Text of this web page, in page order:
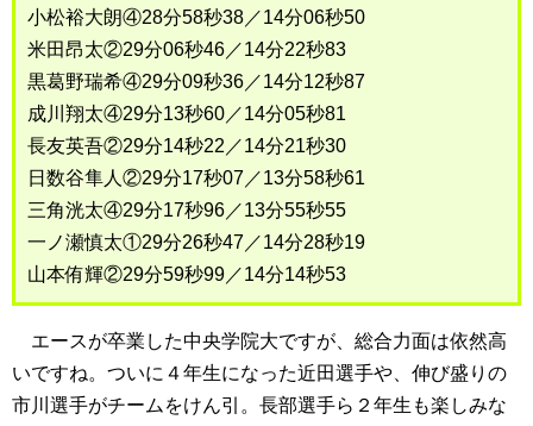
小松裕大朗④28分58秒38／14分06秒50
米田昂太②29分06秒46／14分22秒83
黒葛野瑞希④29分09秒36／14分12秒87
成川翔太④29分13秒60／14分05秒81
長友英吾②29分14秒22／14分21秒30
日数谷隼人②29分17秒07／13分58秒61
三角洸太④29分17秒96／13分55秒55
一ノ瀬慎太①29分26秒47／14分28秒19
山本侑輝②29分59秒99／14分14秒53
エースが卒業した中央学院大ですが、総合力面は依然高
いですね。ついに４年生になった近田選手や、伸び盛りの
市川選手がチームをけん引。長部選手ら２年生も楽しみな